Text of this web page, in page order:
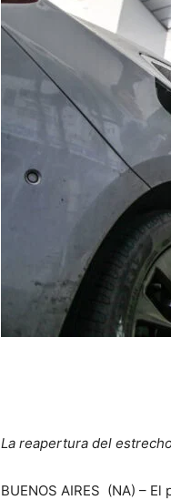
La reapertura del
BUENOS AIRES (NA) –